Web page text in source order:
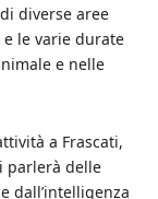
diverse aree
le varie durate
e nelle
a Frascati,
parlerà delle
dall’intelligenza